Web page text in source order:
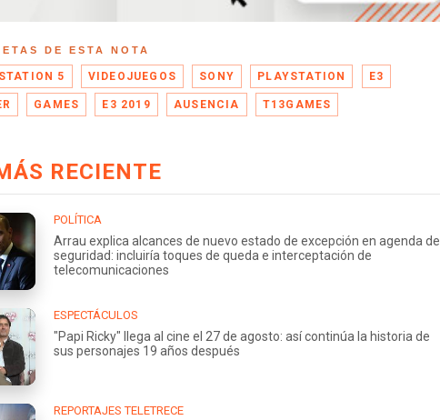
DE ESTA NOTA
5 VIDEOJUEGOS SONY PLAYSTATION E3
GAMES E3 2019 AUSENCIA T13GAMES
RECIENTE
POLÍTICA
Arrau explica alcances de nuevo estado de excepción en agenda de
seguridad: incluiría toques de queda e interceptación de
telecomunicaciones
ESPECTÁCULOS
"Papi Ricky" llega al cine el 27 de agosto: así continúa la historia de
sus personajes 19 años después
REPORTAJES TELETRECE